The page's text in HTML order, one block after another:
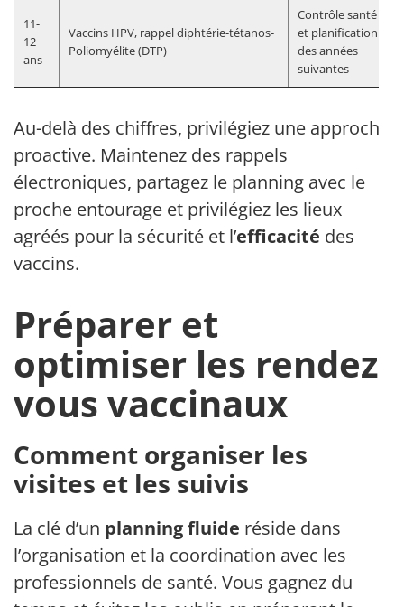
11-
12
ans
Vaccins HPV, rappel diphtérie-tétanos-
Poliomyélite (DTP)
Contrôle santé
et planification
des années
suivantes
Au-delà des chiffres, privilégiez une approche
proactive. Maintenez des rappels
électroniques, partagez le planning avec le
proche entourage et privilégiez les lieux
agréés pour la sécurité et l’efficacité des
vaccins.
Préparer et
optimiser les rendez-
vous vaccinaux
Comment organiser les
visites et les suivis
La clé d’un planning fluide réside dans
l’organisation et la coordination avec les
professionnels de santé. Vous gagnez du